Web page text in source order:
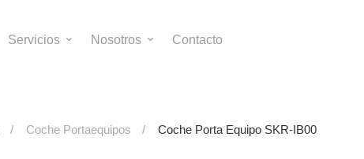
Servicios Nosotros Contacto
Coche Portaequipos Coche Porta Equipo SKR-IB00